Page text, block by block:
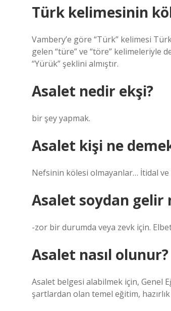
Türk kelimesinin
Vambery’e göre “Türk” kelimesi
gelen “türe” ve “töre” kelimeleriyle
“Yürük” şeklini almıştır.
Asalet nedir ekşi?
bir şey yapmak.
Asalet kişi ne
Nefsinin kölesi olmayanlar… İtidal
Asalet soydan gelir
-zor bir durumda veya zevk için.
Asalet nasıl olunur?
Asalet belgesi alabilmek için, Genel
şartlardan olan temel eğitim,